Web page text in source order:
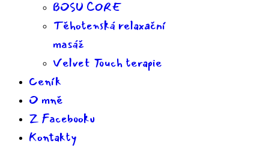
BOSU CORE
Těhotenská relaxační
masáž
Velvet Touch terapie
Ceník
O mně
Z Facebooku
Kontakty